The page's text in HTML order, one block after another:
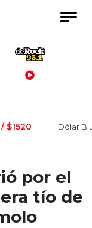
Dólar Blue:
por el
tío de